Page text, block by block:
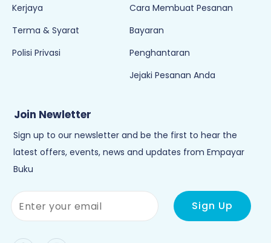
Kerjaya
Terma & Syarat
Polisi Privasi
Cara Membuat Pesanan
Bayaran
Penghantaran
Jejaki Pesanan Anda
Join Newletter
Sign up to our newsletter and be the first to hear the
latest offers, events, news and updates from Empayar
Buku